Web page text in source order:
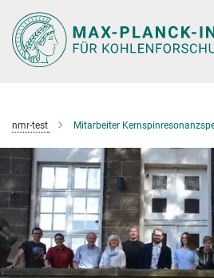
Hauptinhalt
nmr-test Mitarbeiter